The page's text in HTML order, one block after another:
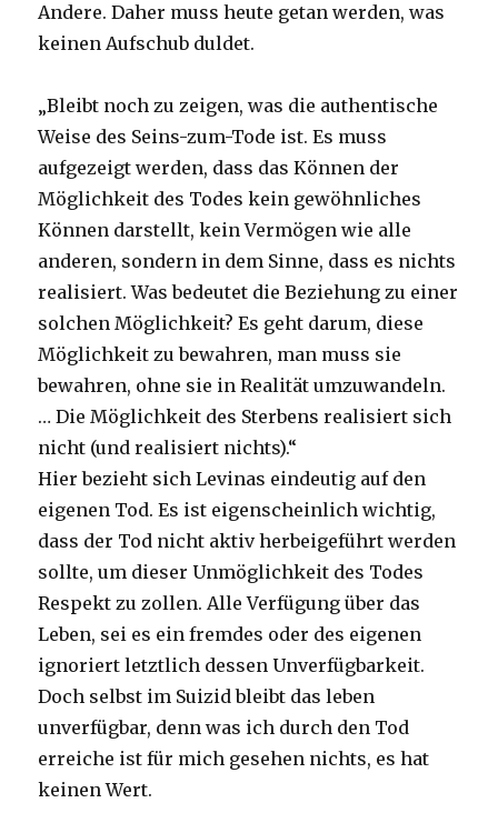
Andere. Daher muss heute getan werden, was
keinen Aufschub duldet.
„Bleibt noch zu zeigen, was die authentische
Weise des Seins-zum-Tode ist. Es muss
aufgezeigt werden, dass das Können der
Möglichkeit des Todes kein gewöhnliches
Können darstellt, kein Vermögen wie alle
anderen, sondern in dem Sinne, dass es nichts
realisiert. Was bedeutet die Beziehung zu einer
solchen Möglichkeit? Es geht darum, diese
Möglichkeit zu bewahren, man muss sie
bewahren, ohne sie in Realität umzuwandeln.
… Die Möglichkeit des Sterbens realisiert sich
nicht (und realisiert nichts).“
Hier bezieht sich Levinas eindeutig auf den
eigenen Tod. Es ist eigenscheinlich wichtig,
dass der Tod nicht aktiv herbeigeführt werden
sollte, um dieser Unmöglichkeit des Todes
Respekt zu zollen. Alle Verfügung über das
Leben, sei es ein fremdes oder des eigenen
ignoriert letztlich dessen Unverfügbarkeit.
Doch selbst im Suizid bleibt das leben
unverfügbar, denn was ich durch den Tod
erreiche ist für mich gesehen nichts, es hat
keinen Wert.